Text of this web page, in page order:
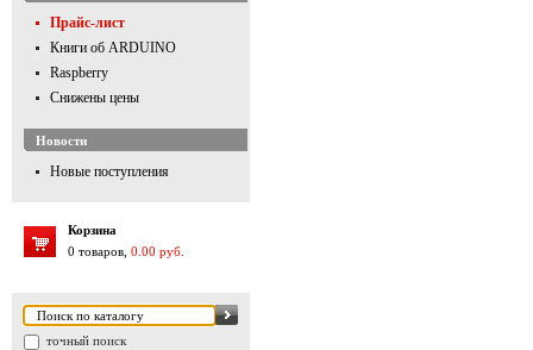
Прайс-лист
Книги об ARDUINO
Raspberry
Снижены цены
Новости
Новые поступления
Корзина
0 товаров, 0.00 руб.
точный поиск